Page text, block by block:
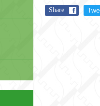
Share